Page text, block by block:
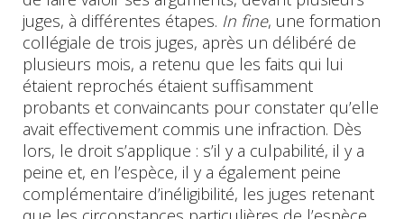
juges, à différentes étapes. In fine, une formation
collégiale de trois juges, après un délibéré de
plusieurs mois, a retenu que les faits qui lui
étaient reprochés étaient suffisamment
probants et convaincants pour constater qu’elle
avait effectivement commis une infraction. Dès
lors, le droit s’applique : s’il y a culpabilité, il y a
peine et, en l’espèce, il y a également peine
complémentaire d’inéligibilité, les juges retenant